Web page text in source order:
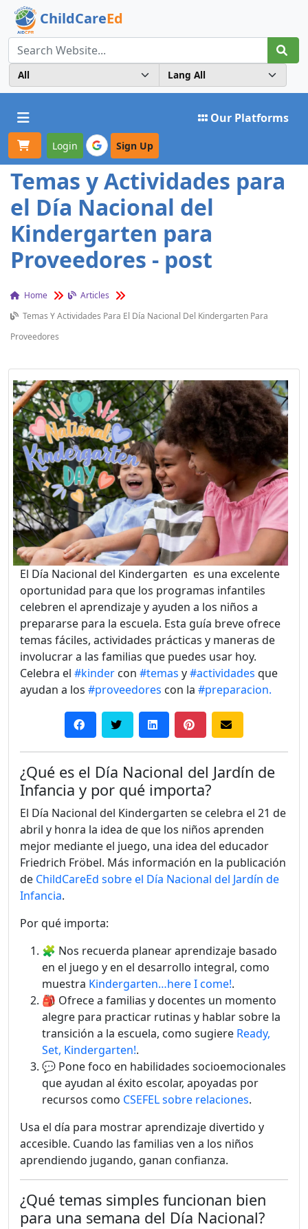
ChildCareEd
Toggle navigation Our Platforms
Login Sign Up
Temas y Actividades para
el Día Nacional del
Kindergarten para
Proveedores - post
Home
Articles
Temas Y Actividades Para El Día Nacional Del Kindergarten Para
Proveedores
El Día Nacional del Kindergarten es una excelente
oportunidad para que los programas infantiles
celebren el aprendizaje y ayuden a los niños a
prepararse para la escuela. Esta guía breve ofrece
temas fáciles, actividades prácticas y maneras de
involucrar a las familias que puedes usar hoy.
Celebra el #kinder con #temas y#actividades que
ayudan a los #proveedores con la #preparacion.
¿Qué es el Día Nacional del Jardín de
Infancia y por qué importa?
El Día Nacional del Kindergarten se celebra el 21 de
abril y honra la idea de que los niños aprenden
mejor mediante el juego, una idea del educador
Friedrich Fröbel. Más información en la publicación
de ChildCareEd sobre el Día Nacional del Jardín de
Infancia.
Por qué importa:
🧩 Nos recuerda planear aprendizaje basado
en el juego y en el desarrollo integral, como
muestra Kindergarten…here I come!.
🎒 Ofrece a familias y docentes un momento
alegre para practicar rutinas y hablar sobre la
transición a la escuela, como sugiere Ready,
Set, Kindergarten!.
💬 Pone foco en habilidades socioemocionales
que ayudan al éxito escolar, apoyadas por
recursos como CSEFEL sobre relaciones.
Usa el día para mostrar aprendizaje divertido y
accesible. Cuando las familias ven a los niños
aprendiendo jugando, ganan confianza.
¿Qué temas simples funcionan bien
para una semana del Día Nacional?